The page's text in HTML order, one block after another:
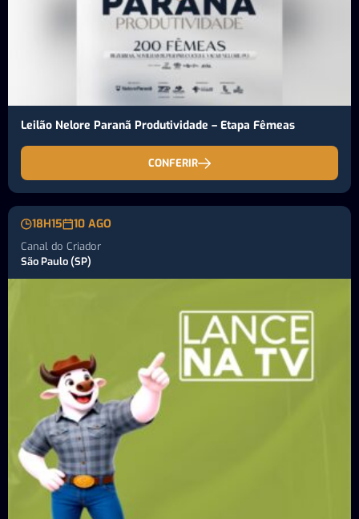
Leilão Nelore Paranã Produtividade – Etapa Fêmeas
CONFERIR
18H15 10 AGO
Canal do Criador
São Paulo (SP)